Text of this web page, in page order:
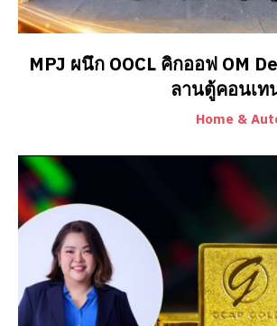
MPJ ผนึก OOCL คิกออฟ OM
ลานตู้คอนเท
Home &